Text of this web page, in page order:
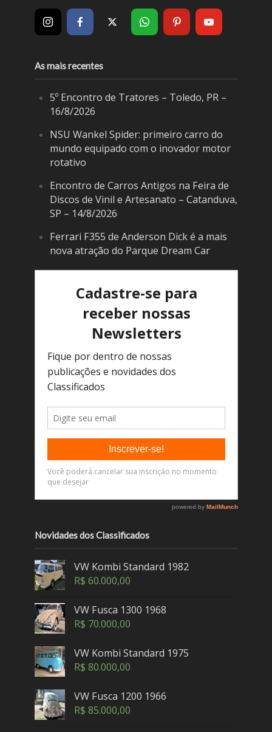
As mais recentes
5º Encontro de Tratores – Toledo, PR –
16/8/2026
NSU Wankel Spider: primeiro carro do
mundo equipado com o inovador motor
rotativo
Encontro de Carros Antigos na Feira de
Discos de Vinil e Artesanato – Catanduva,
SP – 14/8/2026
Ferrari F355 de Anderson Dick é a mais
nova atração do Parque Dream Car
Novidades dos Classificados
VW Kombi Standard 1982
R$ 60.000,00
VW Fusca 1300 1968
R$ 70.000,00
VW Kombi Standard 1975
R$ 80.000,00
VW Fusca 1200 1966
R$ 85.000,00